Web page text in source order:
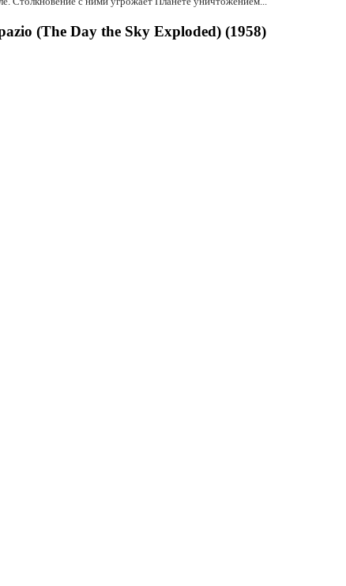
(The Day the Sky Exploded) (1958)